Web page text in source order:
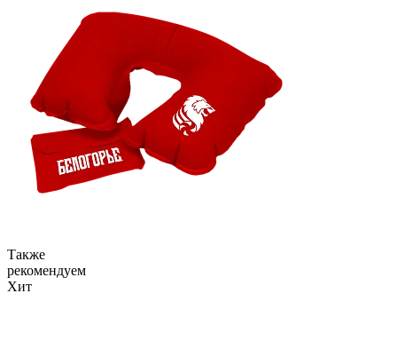
Также
рекомендуем
Хит